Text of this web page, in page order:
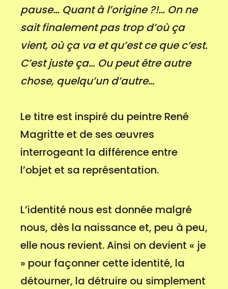
pause… Quant à l’origine ?!… On ne
sait finalement pas trop d’où ça
vient, où ça va et qu’est ce que c’est.
C’est juste ça… Ou peut être autre
chose, quelqu’un d’autre…
Le titre est inspiré du peintre René
Magritte et de ses œuvres
interrogeant la différence entre
l’objet et sa représentation.
L’identité nous est donnée malgré
nous, dès la naissance et, peu à peu,
elle nous revient. Ainsi on devient « je
» pour façonner cette identité, la
détourner, la détruire ou simplement